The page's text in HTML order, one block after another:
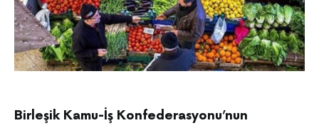
Birleşik Kamu-İş Konfederasyonu’nun